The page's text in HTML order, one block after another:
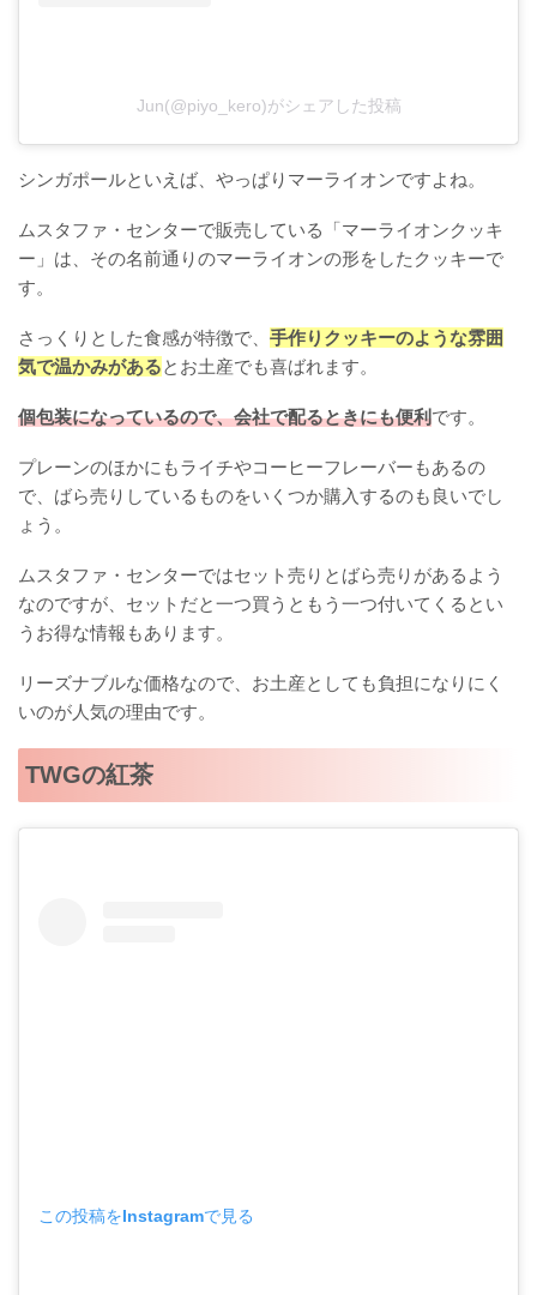
Jun(@piyo_kero)がシェアした投稿
シンガポールといえば、やっぱりマーライオンですよね。
ムスタファ・センターで販売している「マーライオンクッキ
ー」は、その名前通りのマーライオンの形をしたクッキーで
す。
さっくりとした食感が特徴で、 手作りクッキーのような雰囲
気で温かみがあるとお土産でも喜ばれます。
個包装になっているので、会社で配るときにも便利です。
プレーンのほかにもライチやコーヒーフレーバーもあるの
で、ばら売りしているものをいくつか購入するのも良いでし
ょう。
ムスタファ・センターではセット売りとばら売りがあるよう
なのですが、セットだと一つ買うともう一つ付いてくるとい
うお得な情報もあります。
リーズナブルな価格なので、お土産としても負担になりにく
いのが人気の理由です。
TWGの紅茶
この投稿をInstagramで見る